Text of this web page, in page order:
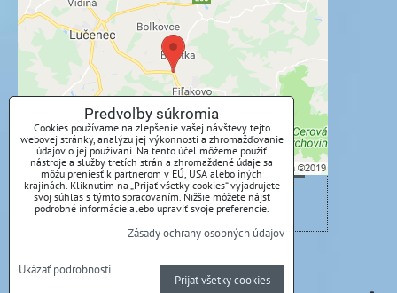
Externý obsah je blokovaný Voľbami
súkromia
Prajete si načítať externý obsah?
Povoliť tentokrát
Povoliť a zapamätať - súhlas s druhom cookie:
Funkčné
Otvoriť obsah v novom okne
Predvoľby súkromia
Cookies používame na zlepšenie vašej návštevy tejto
webovej stránky, analýzu jej výkonnosti a zhromažďovanie
údajov o jej používaní. Na tento účel môžeme použiť
nástroje a služby tretích strán a zhromaždené údaje sa
môžu preniesť k partnerom v EÚ, USA alebo iných
krajinách. Kliknutím na „Prijať všetky cookies“ vyjadrujete
svoj súhlas s týmto spracovaním. Nižšie môžete nájsť
podrobné informácie alebo upraviť svoje preferencie.
Zásady ochrany osobných údajov
Ukázať podrobnosti
Prijať všetky cookies